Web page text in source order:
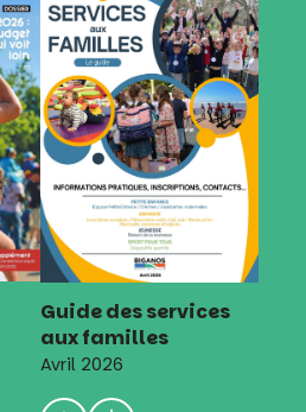
Guide des services
aux familles
Avril 2026